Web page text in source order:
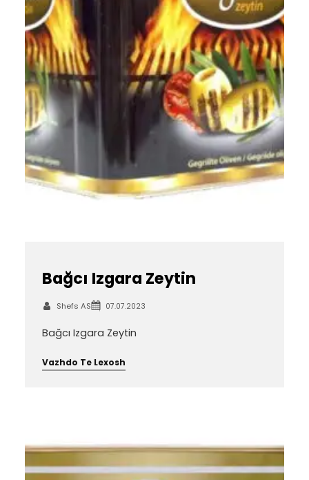
Bağcı Izgara Zeytin
Shefs AS 07.07.2023
Bağcı Izgara Zeytin
Vazhdo Te Lexosh